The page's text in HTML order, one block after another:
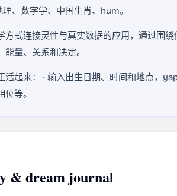
理、数字学、中国生肖、hum。
方式连接灵性与真实数据的应用，通过围
量、关系和决定。
活起来： · 输入出生日期、时间和地点，
等。
& dream journal